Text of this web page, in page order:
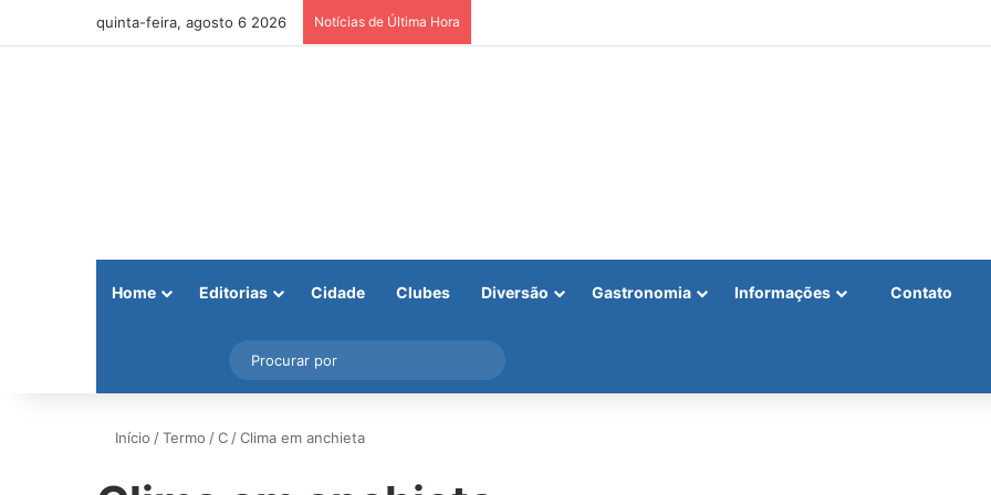
quinta-feira, agosto 6 2026 Notícias de Última Hora
Home Editorias Cidade Clubes Diversão Gastronomia Informações Contato
Instagram
Barra Lateral
por
Início /Termo /C /Clima em anchieta